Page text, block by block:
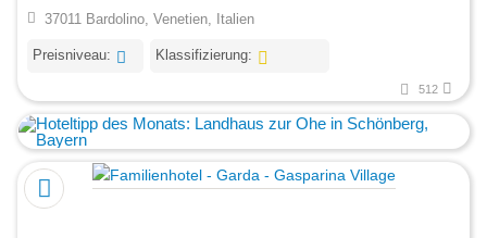
37011 Bardolino, Venetien, Italien
Preisniveau: Klassifizierung:
512